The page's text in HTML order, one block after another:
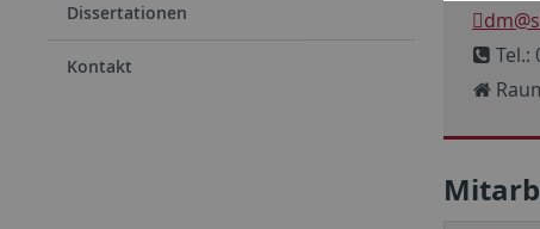
Dissertationen
Kontakt
dm
Tel.: